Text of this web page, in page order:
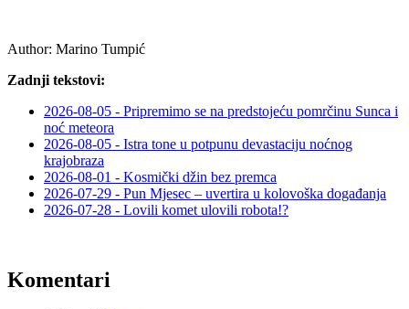
Author: Marino Tumpić
Zadnji tekstovi:
2026-08-05 - Pripremimo se na predstojeću pomrčinu Sunca i
noć meteora
2026-08-05 - Istra tone u potpunu devastaciju noćnog
krajobraza
2026-08-01 - Kosmički džin bez premca
2026-07-29 - Pun Mjesec – uvertira u kolovoška događanja
2026-07-28 - Lovili komet ulovili robota!?
Komentari